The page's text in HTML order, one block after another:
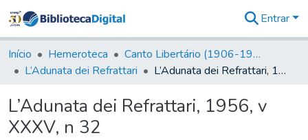
&
Coleções
Tudo na
Digital
Entrar
Início Hemeroteca
Canto Libertário (1906-1995)
L’Adunata dei Refrattari
L’Adunata dei Refrattari, 1956, v XXXV, n 32
L’Adunata dei Refrattari, 1956, v
XXXV, n 32